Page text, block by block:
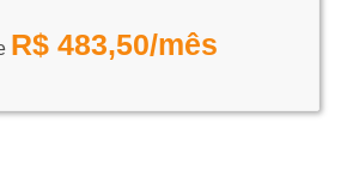
R$ 483,50/mês